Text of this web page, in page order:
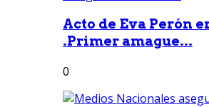
Acto de Eva Perón
.Primer amague...
0